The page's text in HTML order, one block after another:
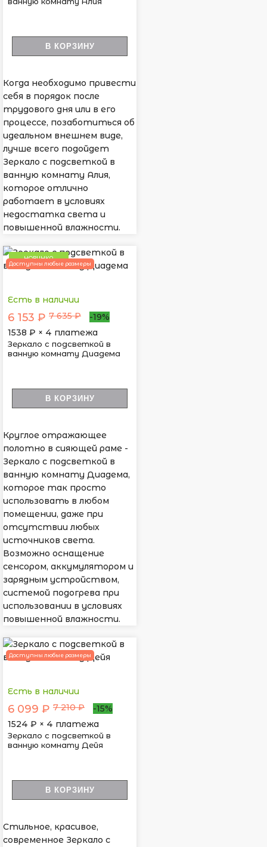
В КОРЗИНУ
Когда необходимо привести
себя в порядок после
трудового дня или в его
процессе, позаботиться об
идеальном внешнем виде,
лучше всего подойдет
Зеркало с подсветкой в
ванную комнату Алия,
которое отлично
работает в условиях
недостатка света и
повышенной влажности.
НОВИНКА
Доступны любые размеры
Есть в наличии
6 153 ₽ 7 635 ₽
-19%
1538 ₽ × 4 платежа
Зеркало с подсветкой в
ванную комнату Диадема
В КОРЗИНУ
Круглое отражающее
полотно в сияющей раме -
Зеркало с подсветкой в
ванную комнату Диадема,
которое так просто
использовать в любом
помещении, даже при
отсутствии любых
источников света.
Возможно оснащение
сенсором, аккумулятором и
зарядным устройством,
системой подогрева при
использовании в условиях
повышенной влажности.
Доступны любые размеры
Есть в наличии
6 099 ₽ 7 210 ₽
-15%
1524 ₽ × 4 платежа
Зеркало с подсветкой в
ванную комнату Дейя
В КОРЗИНУ
Стильное, красивое,
современное Зеркало с